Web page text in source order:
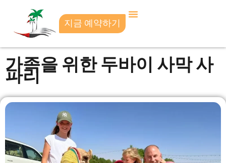
지금 예약하기
가족을 위한 두바이 사막 사
파리